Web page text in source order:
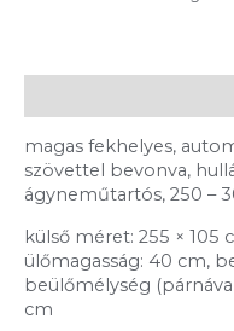
magas fekhelyes,
szövettel bevonva,
ágyneműtartós, 250 –
külső méret: 255 × 105
ülőmagasság: 40 cm,
beülőmélység
cm